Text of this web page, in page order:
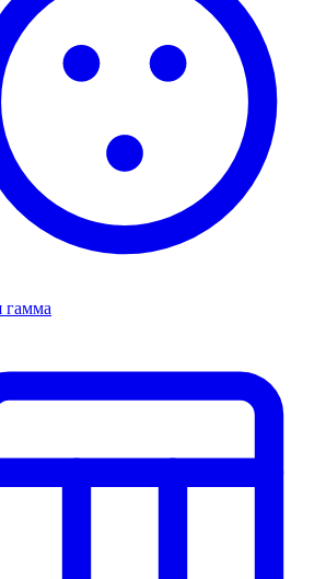
гамма